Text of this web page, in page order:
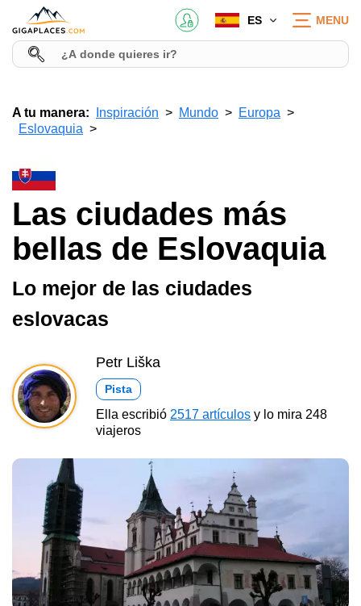
ES MENU
A tu manera: Inspiración Mundo
Europa
Eslovaquia
Las ciudades más
bellas de Eslovaquia
Lo mejor de las ciudades
eslovacas
Petr Liška
Pista
Ella escribió 2517 artículos y lo mira 248
viajeros